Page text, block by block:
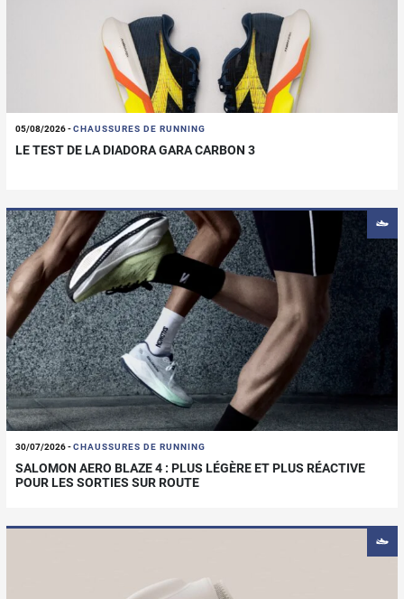
05/08/2026-CHAUSSURES DE RUNNING
LE TEST DE LA DIADORA GARA CARBON 3
30/07/2026-CHAUSSURES DE RUNNING
SALOMON AERO BLAZE 4 : PLUS LÉGÈRE ET PLUS RÉACTIVE
POUR LES SORTIES SUR ROUTE